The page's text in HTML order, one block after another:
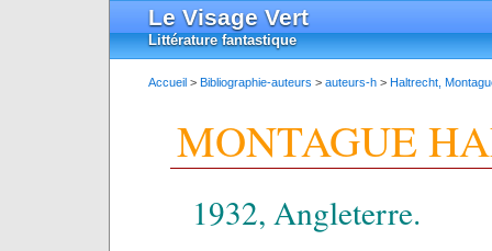
Le Visage Vert
Littérature fantastique
Accueil > Bibliographie-auteurs > auteurs-h > Haltrecht,
MONTAGUE
1932, Angleterre.